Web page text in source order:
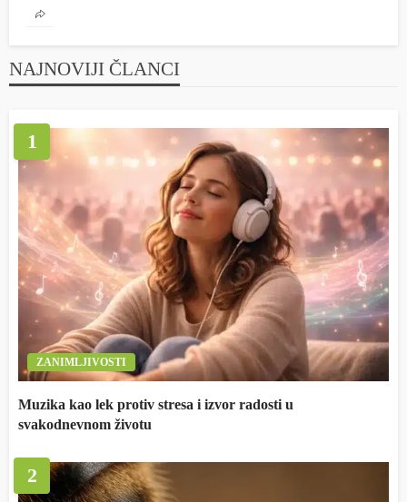
NAJNOVIJI ČLANCI
1
ZANIMLJIVOSTI
Muzika kao lek protiv stresa i izvor radosti u
svakodnevnom životu
2